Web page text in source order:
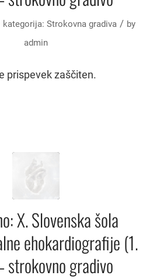
kategorija:Strokovna gradiva / by
admin
prispevek zaščiten.
X. Slovenska šola
ehokardiografije (1.
strokovno gradivo